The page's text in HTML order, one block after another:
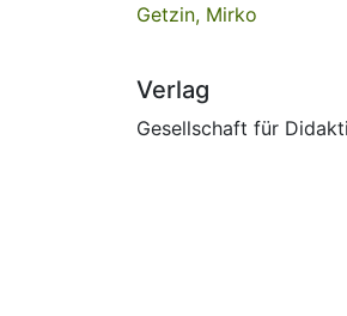
Getzin, Mirko
Verlag
Gesellschaft für